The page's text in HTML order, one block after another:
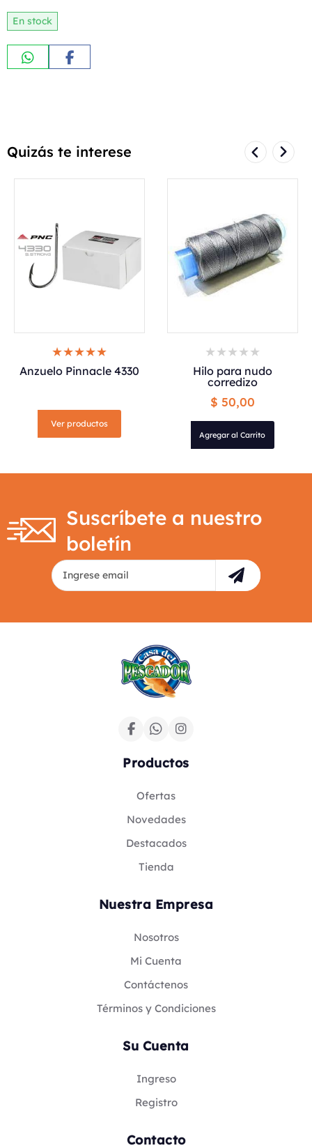
En stock
Quizás te interese
Anzuelo Pinnacle 4330
Ver productos
Hilo para nudo
corredizo
$ 50,00
Agregar al Carrito
Suscríbete a nuestro
boletín
Productos
Ofertas
Novedades
Destacados
Tienda
Nuestra Empresa
Nosotros
Mi Cuenta
Contáctenos
Términos y Condiciones
Su Cuenta
Ingreso
Registro
Contacto